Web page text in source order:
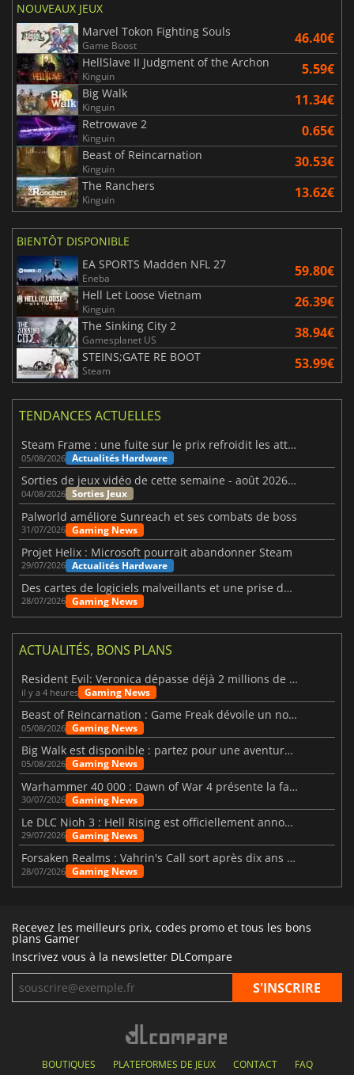
NOUVEAUX JEUX
Marvel Tokon Fighting Souls
Game Boost 46.40€
HellSlave II Judgment of the Archon
Kinguin 5.59€
Big Walk
Kinguin 11.34€
Retrowave 2
Kinguin 0.65€
Beast of Reincarnation
Kinguin 30.53€
The Ranchers
Kinguin 13.62€
BIENTÔT DISPONIBLE
EA SPORTS Madden NFL 27
Eneba 59.80€
Hell Let Loose Vietnam
Kinguin 26.39€
The Sinking City 2
Gamesplanet US 38.94€
STEINS;GATE RE BOOT
Steam 53.99€
TENDANCES ACTUELLES
Steam Frame : une fuite sur le prix refroidit les attentes VR
05/08/2026 Actualités Hardware
Sorties de jeux vidéo de cette semaine - août 2026 (semaine 32)
04/08/2026 Sorties Jeux
Palworld améliore Sunreach et ses combats de boss
31/07/2026 Gaming News
Projet Helix : Microsoft pourrait abandonner Steam
29/07/2026 Actualités Hardware
Des cartes de logiciels malveillants et une prise de contrôle de Discord ont touché Meccha Chameleon
28/07/2026 Gaming News
ACTUALITÉS, BONS PLANS
Resident Evil: Veronica dépasse déjà 2 millions de wishlists
il y a 4 heures Gaming News
Beast of Reincarnation : Game Freak dévoile un nouveau pari
05/08/2026 Gaming News
Big Walk est disponible : partez pour une aventure entre amis
05/08/2026 Gaming News
Warhammer 40 000 : Dawn of War 4 présente la faction des Nécrons
30/07/2026 Gaming News
Le DLC Nioh 3 : Hell Rising est officiellement annoncé
29/07/2026 Gaming News
Forsaken Realms : Vahrin's Call sort après dix ans de développement
28/07/2026 Gaming News
Recevez les meilleurs prix, codes promo et tous les bons
plans Gamer
Inscrivez vous à la newsletter DLCompare
BOUTIQUES PLATEFORMES DE JEUX CONTACT FAQ